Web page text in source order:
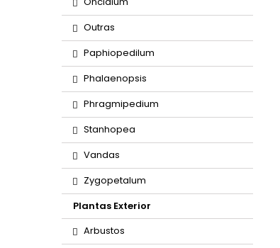
Outras
Paphiopedilum
Phalaenopsis
Phragmipedium
Stanhopea
Vandas
Zygopetalum
Plantas Exterior
Arbustos